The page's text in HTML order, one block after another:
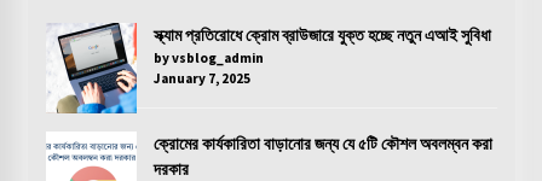
স্ক্যাম প্রতিরোধে ক্রোম ব্রাউজারে যুক্ত হচ্ছে নতুন এআই সুবিধা
by vsblog_admin
January 7, 2025
ক্রোমের কার্যকারিতা বাড়ানোর জন্য যে ৫টি কৌশল অবলম্বন করা
দরকার